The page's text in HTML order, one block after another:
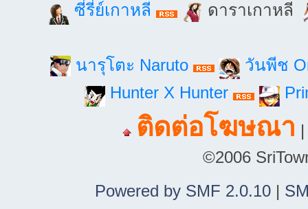
ซี่รี่ย์เกาหลี
ดาราเกาหลี
นารุโตะ Naruto
วันพีช
Hunter X Hunter
ติดต่อโฆษณา
©2006
Powered by SMF 2.0.10|